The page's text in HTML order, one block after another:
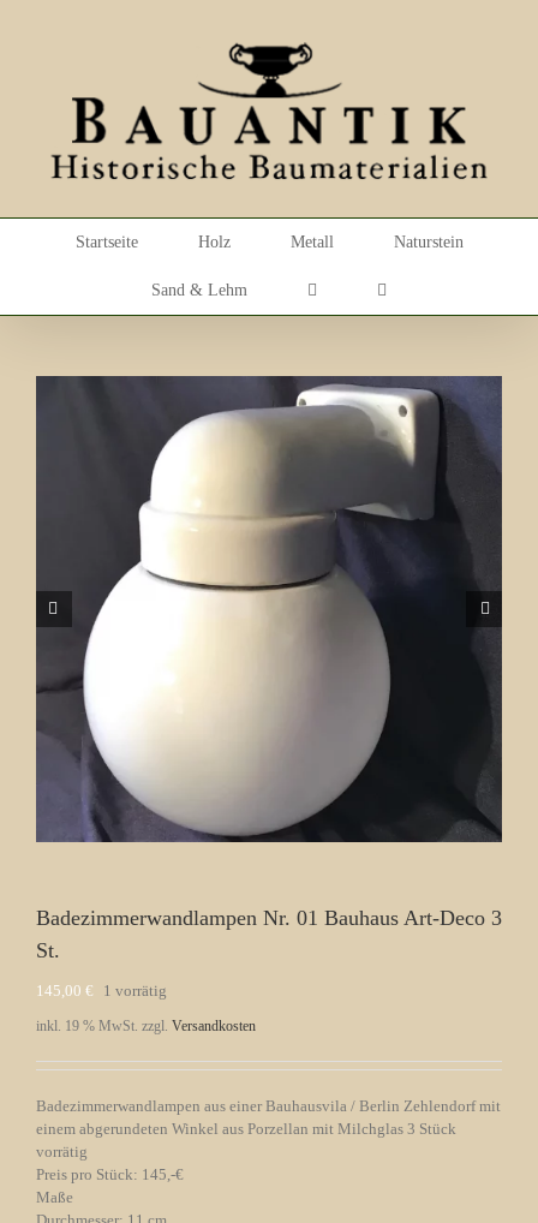
Startseite Holz Metall Naturstein
Sand & Lehm
Badezimmerwandlampen Nr. 01 Bauhaus Art-Deco 3
St.
145,00 € 1 vorrätig
inkl. 19 % MwSt. zzgl. Versandkosten
Badezimmerwandlampen aus einer Bauhausvila / Berlin Zehlendorf mit
einem abgerundeten Winkel aus Porzellan mit Milchglas 3 Stück
vorrätig
Preis pro Stück: 145,-€
Maße